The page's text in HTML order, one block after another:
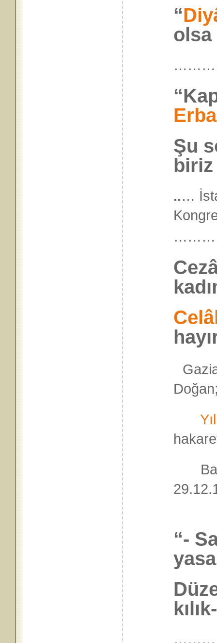
“
olsa
Şu
..…
“-